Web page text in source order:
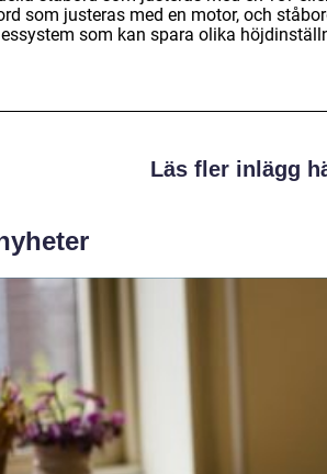
som justeras med en motor, och
som kan spara olika
Läs fler inlägg